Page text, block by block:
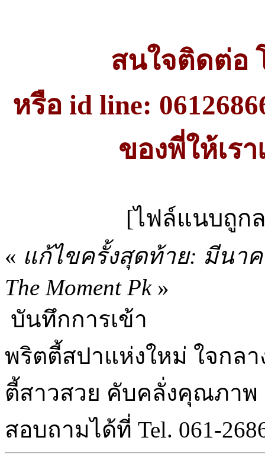
สนใจติดต่อ
หรือ id line:
ของพี่ให้เร
[ไฟล์แนบถูก
« แก้ไขครั้งสุดท้าย: มีนาค
The Moment Pk»
บันทึกการเข้า
พริตตี้สปาแห่งใหม่ ใจกลา
ตี้สาวสวย คับคลั่งคุณภาพ
สอบถามได้ที่ Tel. 061-